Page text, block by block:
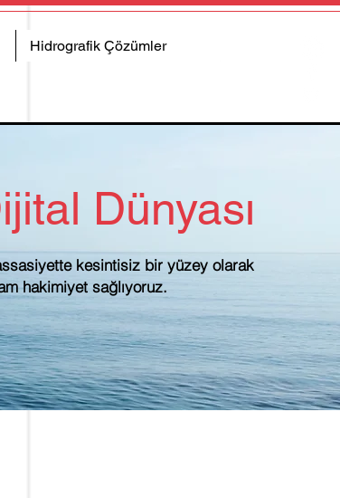
Hidrografik Çözümler
Dünyası
kesintisiz bir yüzey olarak
hakimiyet sağlıyoruz.